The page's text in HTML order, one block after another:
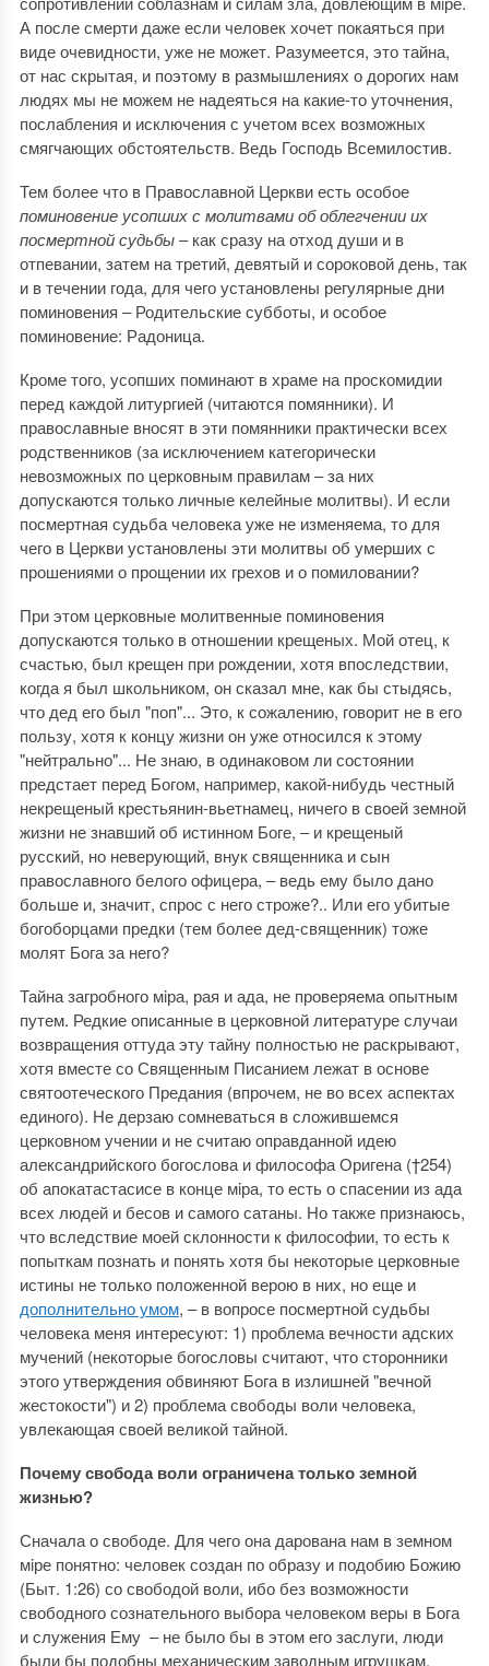
А после смерти даже если человек хочет покаяться при
виде очевидности, уже не может. Разумеется, это тайна,
от нас скрытая, и поэтому в размышлениях о дорогих нам
людях мы не можем не надеяться на какие-то уточнения,
послабления и исключения с учетом всех возможных
смягчающих обстоятельств. Ведь Господь Всемилостив.
Тем более что в Православной Церкви есть особое
поминовение усопших с молитвами об облегчении их
посмертной судьбы‒ как сразу на отход души и в
отпевании, затем на третий, девятый и сороковой день, так
и в течении года, для чего установлены регулярные дни
поминовения ‒ Родительские субботы, и особое
поминовение: Радоница.
Кроме того, усопших поминают в храме на проскомидии
перед каждой литургией (читаются помянники). И
православные вносят в эти помянники практически всех
родственников (за исключением категорически
невозможных по церковным правилам ‒ за них
допускаются только личные келейные молитвы). И если
посмертная судьба человека уже не изменяема, то для
чего в Церкви установлены эти молитвы об умерших с
прошениями о прощении их грехов и о помиловании?
При этом церковные молитвенные поминовения
допускаются только в отношении крещеных. Мой отец, к
счастью, был крещен при рождении, хотя впоследствии,
когда я был школьником, он сказал мне, как бы стыдясь,
что дед его был "поп"... Это, к сожалению, говорит не в его
пользу, хотя к концу жизни он уже относился к этому
"нейтрально"... Не знаю, в одинаковом ли состоянии
предстает перед Богом, например, какой-нибудь честный
некрещеный крестьянин-вьетнамец, ничего в своей земной
жизни не знавший об истинном Боге, ‒ и крещеный
русский, но неверующий, внук священника и сын
православного белого офицера, ‒ ведь ему было дано
больше и, значит, спрос с него строже?.. Или его убитые
богоборцами предки (тем более дед-священник) тоже
молят Бога за него?
Тайна загробного мiра, рая и ада, не проверяема опытным
путем. Редкие описанные в церковной литературе случаи
возвращения оттуда эту тайну полностью не раскрывают,
хотя вместе со Священным Писанием лежат в основе
святоотеческого Предания (впрочем, не во всех аспектах
единого). Не дерзаю сомневаться в сложившемся
церковном учении и не считаю оправданной идею
александрийского богослова и философа Оригена (†254)
об апокатастасисе в конце мiра, то есть о спасении из ада
всех людей и бесов и самого сатаны. Но также признаюсь,
что вследствие моей склонности к философии, то есть к
попыткам познать и понять хотя бы некоторые церковные
истины не только положенной верою в них, но еще и
дополнительно умом, ‒ в вопросе посмертной судьбы
человека меня интересуют: 1) проблема вечности адских
мучений (некоторые богословы считают, что сторонники
этого утверждения обвиняют Бога в излишней "вечной
жестокости") и 2) проблема свободы воли человека,
увлекающая своей великой тайной.
Почему свобода воли ограничена только земной
жизнью?
Сначала о свободе. Для чего она дарована нам в земном
мiре понятно: человек создан по образу и подобию Божию
(Быт. 1:26) со свободой воли, ибо без возможности
свободного сознательного выбора человеком веры в Бога
и служения Ему ‒ не было бы в этом его заслуги, люди
были бы подобны механическим заводным игрушкам,